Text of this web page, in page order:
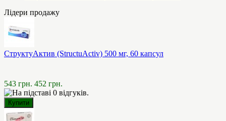
Лідери продажу
СтруктуАктив (StructuActiv) 500 мг, 60 капсул
543 грн. 452 грн.